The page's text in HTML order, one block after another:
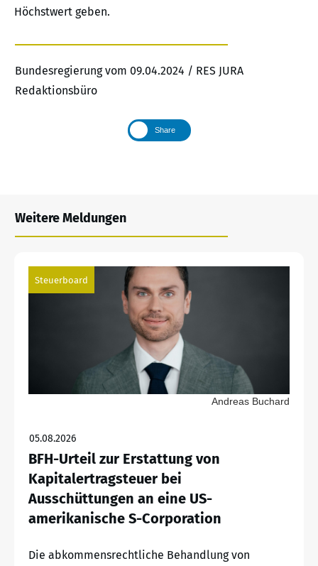
Höchstwert geben.
Bundesregierung vom 09.04.2024 / RES JURA
Redaktionsbüro
Share
Weitere Meldungen
Steuerboard
Andreas Buchard
05.08.2026
BFH-Urteil zur Erstattung von
Kapitalertragsteuer bei
Ausschüttungen an eine US-
amerikanische S-Corporation
Die abkommensrechtliche Behandlung von